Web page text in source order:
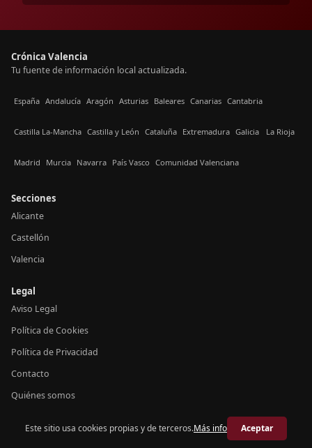
Crónica Valencia
Tu fuente de información local actualizada.
España Andalucía Aragón Asturias Baleares Canarias Cantabria
Castilla La-Mancha Castilla y León Cataluña Extremadura Galicia La Rioja
Madrid Murcia Navarra País Vasco Comunidad Valenciana
Secciones
Alicante
Castellón
Valencia
Legal
Aviso Legal
Política de Cookies
Política de Privacidad
Contacto
Quiénes somos
© 2026 Crónica Valencia
Este sitio usa cookies propias y de terceros.Más info Aceptar